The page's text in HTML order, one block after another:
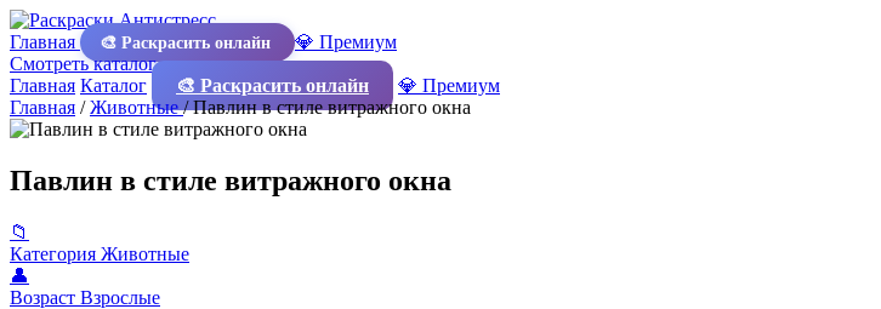
Главная 🎨 Раскрасить онлайн
💎 Премиум
Смотреть каталог
Главная Каталог 🎨 Раскрасить онлайн
💎 Премиум
Главная /Животные/Павлин в стиле витражного окна
Павлин в стиле витражного окна
📁
Категория Животные
👤
Возраст Взрослые